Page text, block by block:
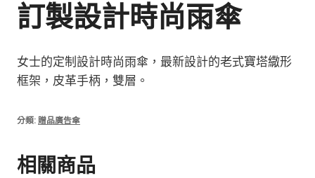
訂製設計時尚雨傘
女士的定制設計時尚雨傘，最新設計的老式寶塔繖形
框架，皮革手柄，雙層。
分類: 贈品廣告傘
相關商品